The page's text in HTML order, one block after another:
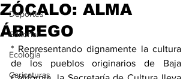
Deportes
Editorial
Ecología
Caricaturas
ZÓCALO: ALMA
ÁBREGO
* Representando dignamente la cultura
de los pueblos originarios de Baja